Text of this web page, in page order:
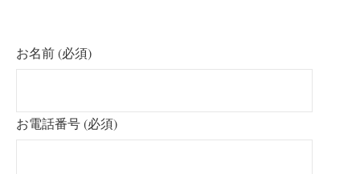
お名前 (必須)
お電話番号 (必須)